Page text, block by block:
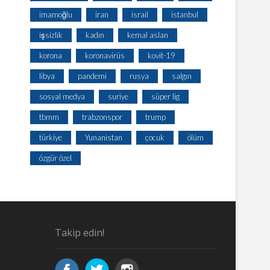
imamoğlu iran israil istanbul
işsizlik kadın kemal aslan
korona koronavirüs kovit-19
libya pandemi rusya salgın
sosyal medya suriye süper lig
tbmm trabzonspor trump
türkiye Yunanistan çocuk ölüm
özgür özel
Takip edin!